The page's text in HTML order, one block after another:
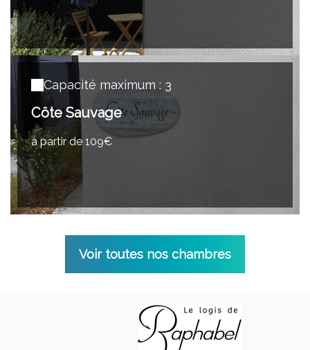
Capacité maximum : 3
Côte Sauvage
à partir de 109€
Voir toutes nos chambres